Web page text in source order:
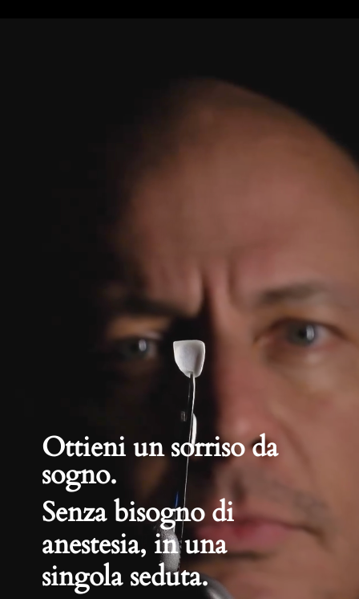
Ottieni un sorriso da
sogno.
Senza bisogno di
anestesia, in una
singola seduta.